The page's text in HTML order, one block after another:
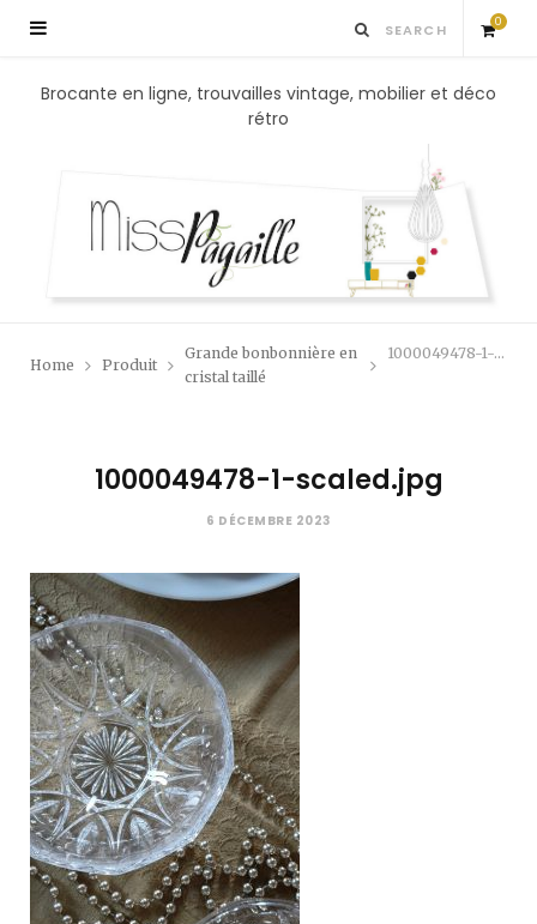
0
S
p
Brocante en ligne, trouvailles vintage, mobilier et déco
rétro
Home Produit
Grande bonbonnière en
cristal taillé
1000049478-1-scaled.jpg
1000049478-1-scaled.jpg
6 DÉCEMBRE 2023